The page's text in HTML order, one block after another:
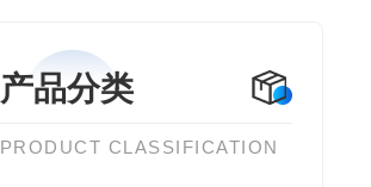
产品分类
PRODUCT CLASSIFICATION